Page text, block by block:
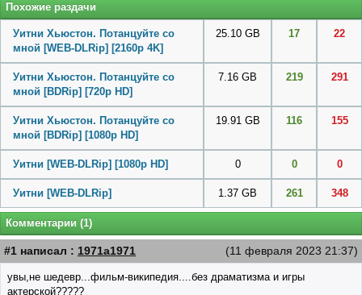
Похожие раздачи
Уитни Хьюстон. Потанцуйте со
мной [WEB-DLRip] [2160p 4K]
25.10 GB 17 22
Уитни Хьюстон. Потанцуйте со
мной [BDRip] [720p HD]
7.16 GB 219 291
Уитни Хьюстон. Потанцуйте со
мной [BDRip] [1080p HD]
19.91 GB 116 155
Уитни [WEB-DLRip] [1080p HD] 0 0 0
Уитни [WEB-DLRip] 1.37 GB 261 348
Комментарии (1)
(11 февраля 2023 21:37)
#1 написал : 1971a1971
увы,не шедевр...фильм-википедия....без драматизма и игры
актерской?????